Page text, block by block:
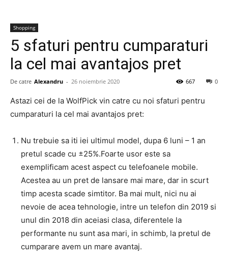
Shopping
5 sfaturi pentru cumparaturi
la cel mai avantajos pret
De catre Alexandru - 26 noiembrie 2020 0
667
Astazi cei de la WolfPick vin catre cu noi sfaturi pentru
cumparaturi la cel mai avantajos pret:
Nu trebuie sa iti iei ultimul model, dupa 6 luni – 1 an
pretul scade cu ±25%.Foarte usor este sa
exemplificam acest aspect cu telefoanele mobile.
Acestea au un pret de lansare mai mare, dar in scurt
timp acesta scade simtitor. Ba mai mult, nici nu ai
nevoie de acea tehnologie, intre un telefon din 2019 si
unul din 2018 din aceiasi clasa, diferentele la
performante nu sunt asa mari, in schimb, la pretul de
cumparare avem un mare avantaj.